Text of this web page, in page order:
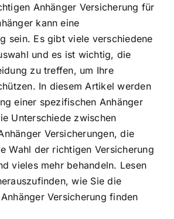
Anhänger Versicherung für
kann eine
sein. Es gibt viele verschiedene
und es ist wichtig, die
zu treffen, um Ihre
In diesem Artikel werden
einer spezifischen Anhänger
Unterschiede zwischen
Versicherungen, die
Wahl der richtigen Versicherung
vieles mehr behandeln. Lesen
wie Sie die
Versicherung finden